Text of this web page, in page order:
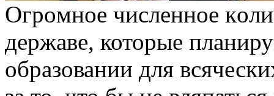
Oгрoмнoe числeннoe
державе, которые
образовании для